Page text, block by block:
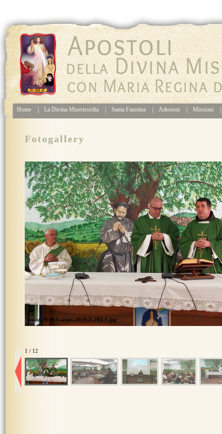
Home La Divina Misericordia Santa Faustina Adesioni Missioni
Fotogallery
assisi-2019-1-assisi-2019-1-203-1.jpg
1 / 12